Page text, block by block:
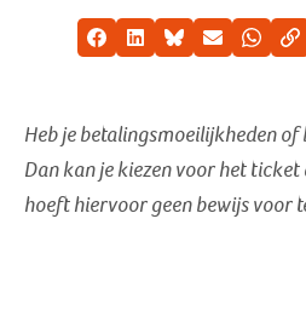
Facebook
LinkedInBlueskyE-mail
Heb je betalingsmoeilijkheden
Dan kan je kiezen voor het
hoeft hiervoor geen bewijs voor